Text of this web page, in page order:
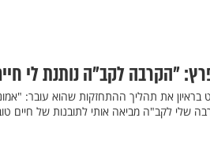
"הקרבה לקב"ה נותנת לי
בראיון את תהליך ההתחזקות שהוא עובר:
שלי לקב"ה מביאה אותי לתובנות של חיים